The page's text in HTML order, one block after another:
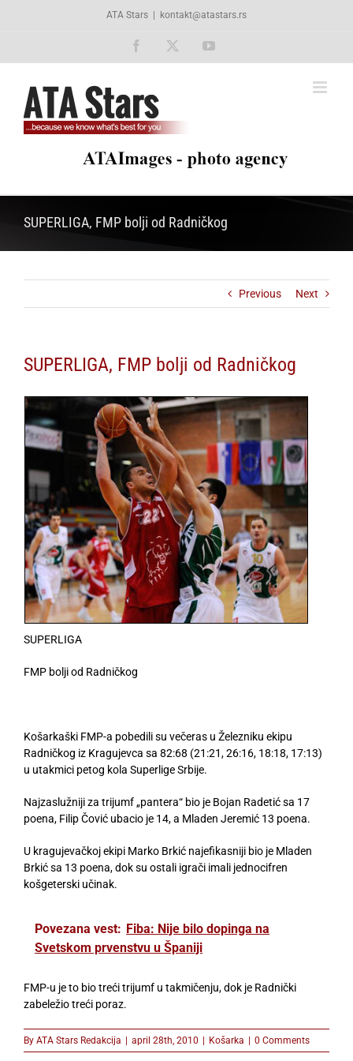
ATA Stars kontakt@atastars.rs
Facebook YouTube
SUPERLIGA, FMP bolji od Radničkog
Previous Next
SUPERLIGA, FMP bolji od Radničkog
SUPERLIGA
FMP bolji od Radničkog
Košarkaški FMP-a pobedili su večeras u Železniku ekipu
Radničkog iz Kragujevca sa 82:68 (21:21, 26:16, 18:18, 17:13)
u utakmici petog kola Superlige Srbije.
Najzaslužniji za trijumf „pantera“ bio je Bojan Radetić sa 17
poena, Filip Čović ubacio je 14, a Mladen Jeremić 13 poena.
U kragujevačkoj ekipi Marko Brkić najefikasniji bio je Mladen
Brkić sa 13 poena, dok su ostali igrači imali jednocifren
košgeterski učinak.
Povezana vest: Fiba: Nije bilo dopinga na
Svetskom prvenstvu u Španiji
FMP-u je to bio treći trijumf u takmičenju, dok je Radnički
zabeležio treći poraz.
By ATA Stars Redakcija | april 28th, 2010 | Košarka | 0 Comments